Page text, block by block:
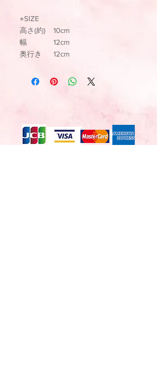
⭐︎SIZE
高さ(約) 10cm
幅 12cm
奥行き 12cm